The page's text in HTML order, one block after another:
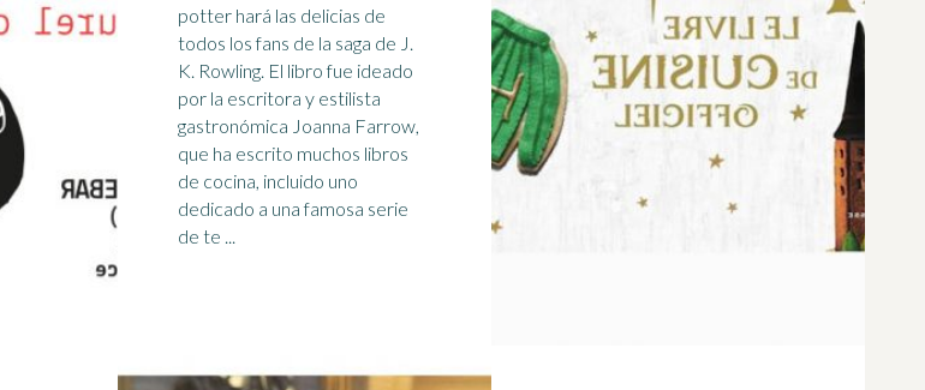
potter hará las delicias de
todos los fans de la saga de J.
K. Rowling. El libro fue ideado
por la escritora y estilista
gastronómica Joanna Farrow,
que ha escrito muchos libros
de cocina, incluido uno
dedicado a una famosa serie
de te ...